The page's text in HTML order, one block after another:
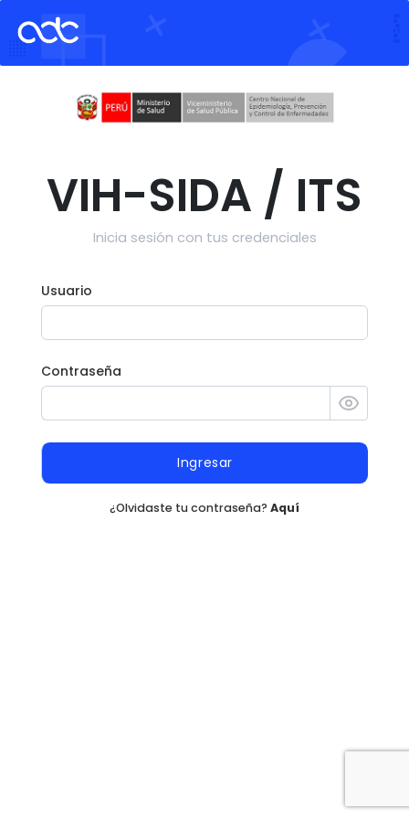
VIH-SIDA / ITS
Inicia sesión con tus credenciales
Usuario
Contraseña
Ingresar
¿Olvidaste tu contraseña? Aquí